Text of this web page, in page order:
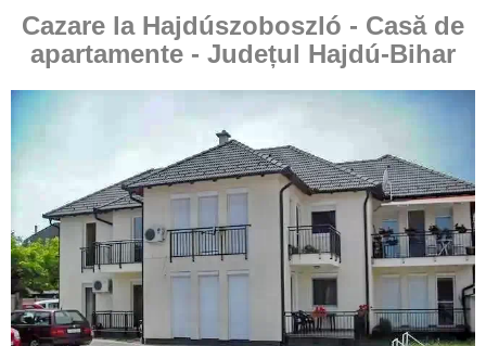
Cazare la Hajdúszoboszló - Casă de
apartamente - Județul Hajdú-Bihar